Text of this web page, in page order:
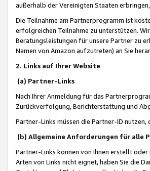
außerhalb der Vereinigten Staaten
Die Teilnahme am Partnerprogramm ist
erfolgreichen Teilnahme zu unterstützen.
Beratungsleistungen für unsere Partner zu
Namen von Amazon aufzutreten) an Sie
2. Links auf Ihrer Website
(a) Partner-Links
Nach Ihrer Anmeldung für das
Zurückverfolgung, Berichterstattung und
Partner-Links müssen die Partner-ID nutzen,
(b) Allgemeine Anforderungen für alle
Partner-Links können von Ihnen erstellt
Arten von Links nicht eignet, haben Sie die